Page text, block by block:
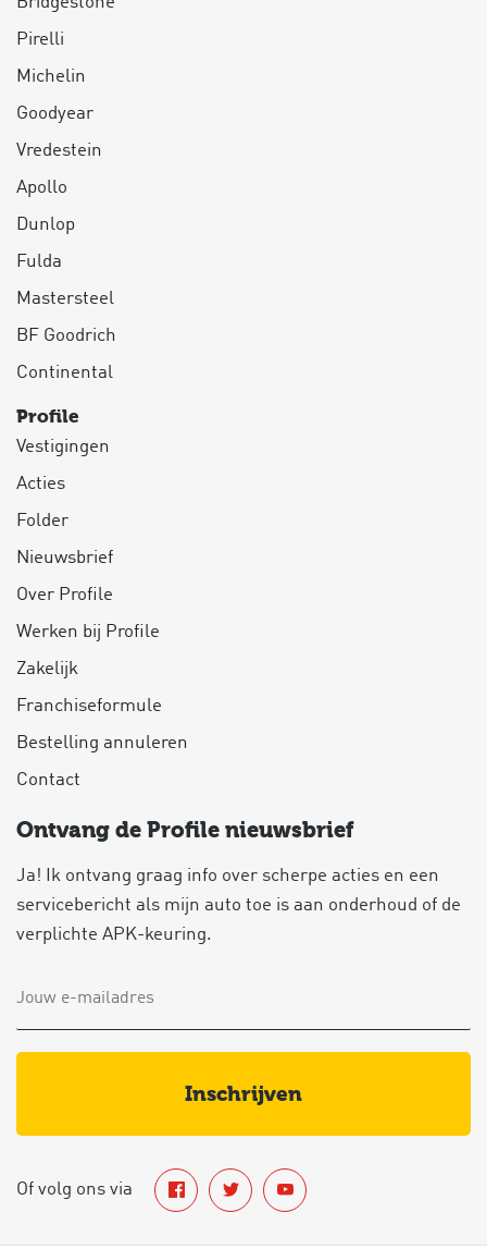
Pirelli
Michelin
Goodyear
Vredestein
Apollo
Dunlop
Fulda
Mastersteel
BF Goodrich
Continental
Profile
Vestigingen
Acties
Folder
Nieuwsbrief
Over Profile
Werken bij Profile
Zakelijk
Franchiseformule
Bestelling annuleren
Contact
Ontvang de Profile nieuwsbrief
Ja! Ik ontvang graag info over scherpe acties en een
servicebericht als mijn auto toe is aan onderhoud of de
verplichte APK-keuring.
inschrijven
Of volg ons via